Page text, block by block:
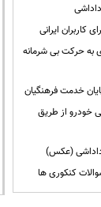
به حرکت بی شرمانه
خودرو از طریق
(عکس)
کنکوری ها